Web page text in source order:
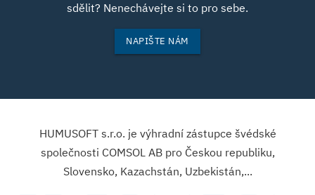
sdělit? Nenechávejte si to pro sebe.
NAPIŠTE NÁM
HUMUSOFT s.r.o. je výhradní zástupce švédské
společnosti COMSOL AB pro Českou republiku,
Slovensko, Kazachstán, Uzbekistán,...